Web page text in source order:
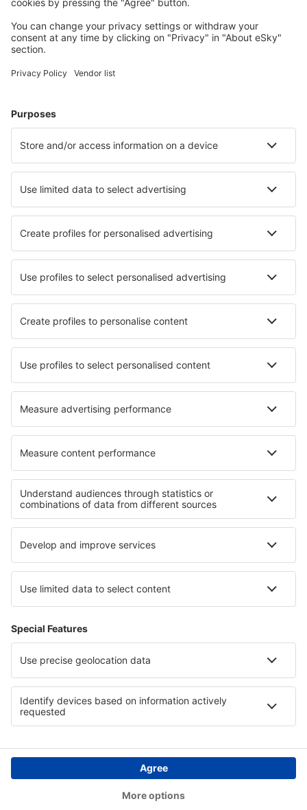
Nejvyhledávanější hotely uživateli eSky
Hotely v Itálii - Oblíbená města
Hotely v Římě Hotely ve Florencii Hotely in Modena
Hotely in Costa Paradiso
Nejlepší hotely - města
Hotely in Gryazi
Hotely in San Martin Texmelucan de Labastida
Hotely in Entremont-le-Vieux Hotely in Montréal
Hotely in Marathokampos Hotely Maryland
Nejlepší hotely - regiony
Hotely in Lazio Hotely ve Val Gardeně Hotely in Ischia
Hotely in Italian Alps Hotely in Dolomites
Hotely v Jižní Dolní Kalifornii Hotely v Laponsku
Hotely in Al Sharqia Hotely na ostrově Nassau
Hotely in Gozo
Copyright © eSky.cz. Všechna práva vyhrazena.